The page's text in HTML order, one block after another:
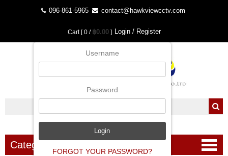
096-861-5965 contact@hawkviewcctv.com
Cart [ 0 / ฿0.00] Login / Register
Username
Password
FORGOT YOUR PASSWORD?
Categories